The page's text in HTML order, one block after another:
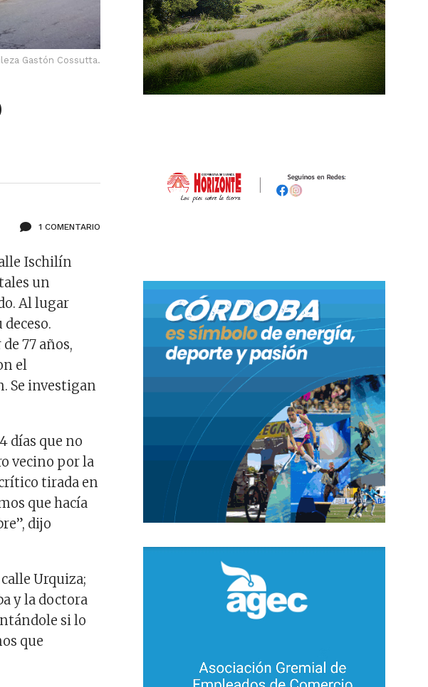
Gastón Cossutta.
1 COMENTARIO
Ischilín
un
Al lugar
77 años,
el
Se investigan
días que no
vecino por la
tirada en
que hacía
dijo
Urquiza;
y la doctora
si lo
que